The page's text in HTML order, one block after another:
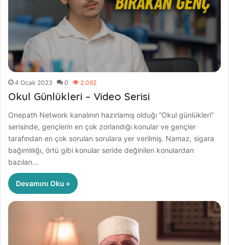
4 Ocak 2023 0 2.092
Okul Günlükleri – Video Serisi
Onepath Network kanalının hazırlamış olduğı “Okul günlükleri”
serisinde, gençlerin en çok zorlandığı konular ve gençler
tarafından en çok sorulan sorulara yer verilmiş. Namaz, sigara
bağımlılığı, örtü gibi konular seride değinilen konulardan
bazıları…
Devamını Oku »